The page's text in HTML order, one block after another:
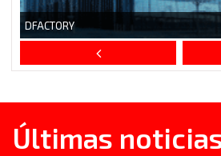
Últimas